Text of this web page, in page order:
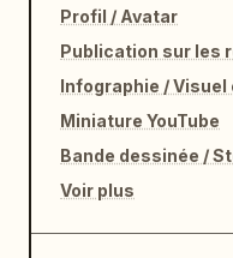
Profil / Avatar
Publication sur les
Infographie /
Miniature YouTube
Bande dessinée /
Voir plus